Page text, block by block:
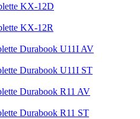
KX-12D
KX-12R
Durabook U11I AV
Durabook U11I ST
Durabook R11 AV
Durabook R11 ST